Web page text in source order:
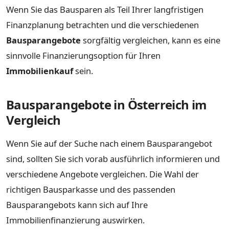
Wenn Sie das Bausparen als Teil Ihrer langfristigen
Finanzplanung betrachten und die verschiedenen
Bausparangebote sorgfältig vergleichen, kann es eine
sinnvolle Finanzierungsoption für Ihren
Immobilienkaufsein.
Bausparangebote in Österreich im
Vergleich
Wenn Sie auf der Suche nach einem Bausparangebot
sind, sollten Sie sich vorab ausführlich informieren und
verschiedene Angebote vergleichen. Die Wahl der
richtigen Bausparkasse und des passenden
Bausparangebots kann sich auf Ihre
Immobilienfinanzierung auswirken.